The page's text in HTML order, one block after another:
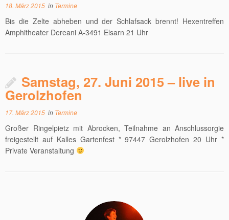
18. März 2015 in Termine
Bis die Zelte abheben und der Schlafsack brennt! Hexentreffen
Amphitheater Dereani A-3491 Elsarn 21 Uhr
Samstag, 27. Juni 2015 – live in
Gerolzhofen
17. März 2015 in Termine
Großer Ringelpietz mit Abrocken, Teilnahme an Anschlussorgie
freigestellt auf Kalles Gartenfest * 97447 Gerolzhofen 20 Uhr *
Private Veranstaltung